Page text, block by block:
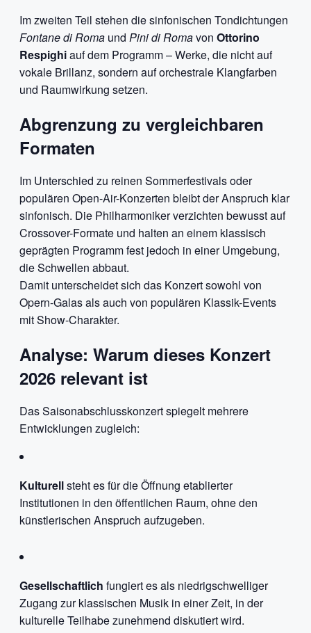
Im zweiten Teil stehen die sinfonischen Tondichtungen
Fontane di Roma und Pini di Romavon Ottorino
Respighiauf dem Programm – Werke, die nicht auf
vokale Brillanz, sondern auf orchestrale Klangfarben
und Raumwirkung setzen.
Abgrenzung zu vergleichbaren
Formaten
Im Unterschied zu reinen Sommerfestivals oder
populären Open-Air-Konzerten bleibt der Anspruch klar
sinfonisch. Die Philharmoniker verzichten bewusst auf
Crossover-Formate und halten an einem klassisch
geprägten Programm fest jedoch in einer Umgebung,
die Schwellen abbaut.
Damit unterscheidet sich das Konzert sowohl von
Opern-Galas als auch von populären Klassik-Events
mit Show-Charakter.
Analyse: Warum dieses Konzert
2026 relevant ist
Das Saisonabschlusskonzert spiegelt mehrere
Entwicklungen zugleich:
Kulturellsteht es für die Öffnung etablierter
Institutionen in den öffentlichen Raum, ohne den
künstlerischen Anspruch aufzugeben.
Gesellschaftlich fungiert es als niedrigschwelliger
Zugang zur klassischen Musik in einer Zeit, in der
kulturelle Teilhabe zunehmend diskutiert wird.